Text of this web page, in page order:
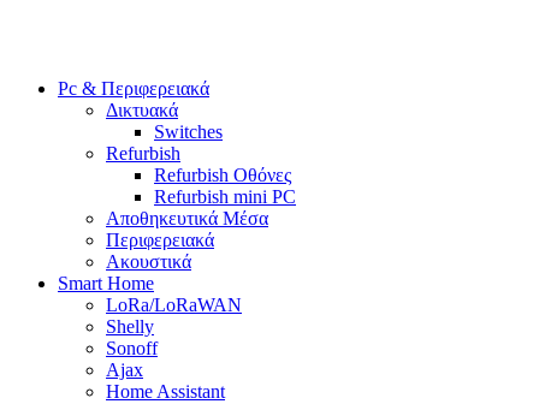
Pc & Περιφερειακά
Δικτυακά
Switches
Refurbish
Refurbish Οθόνες
Refurbish mini PC
Αποθηκευτικά Μέσα
Περιφερειακά
Ακουστικά
Smart Home
LoRa/LoRaWAN
Shelly
Sonoff
Ajax
Home Assistant